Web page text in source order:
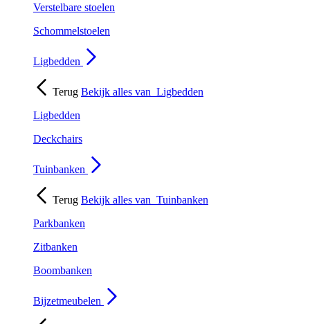
Verstelbare stoelen
Schommelstoelen
Ligbedden
Terug Bekijk alles van Ligbedden
Ligbedden
Deckchairs
Tuinbanken
Terug Bekijk alles van Tuinbanken
Parkbanken
Zitbanken
Boombanken
Bijzetmeubelen